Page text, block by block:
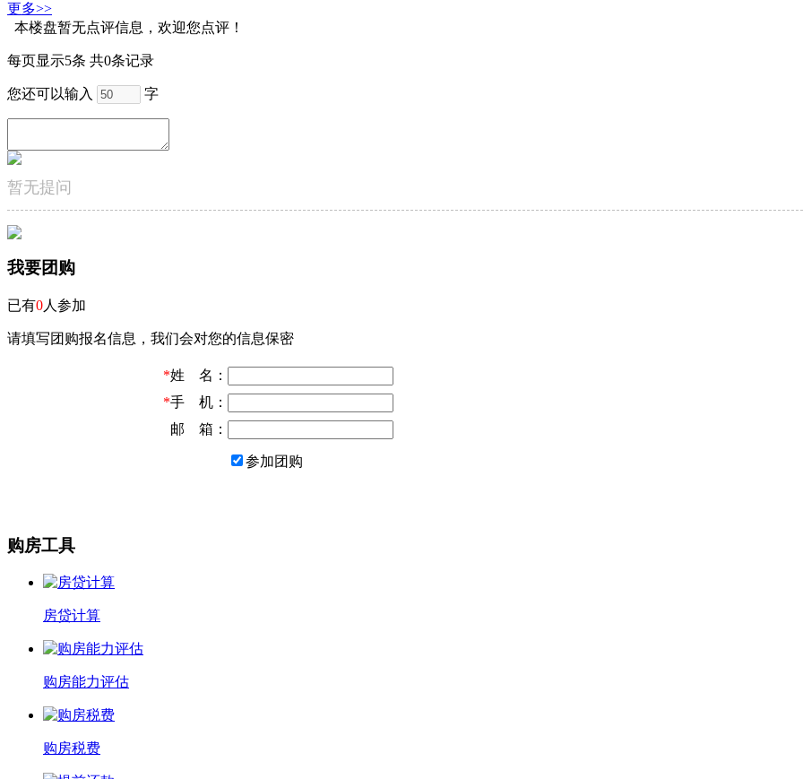
更多>>
本楼盘暂无点评信息，欢迎您点评！
每页显示5条 共0条记录
您还可以输入 字
暂无提问
我要团购
已有0人参加
请填写团购报名信息，我们会对您的信息保密
*姓 名：
*手 机：
邮 箱：
参加团购
购房工具
房贷计算
购房能力评估
购房税费